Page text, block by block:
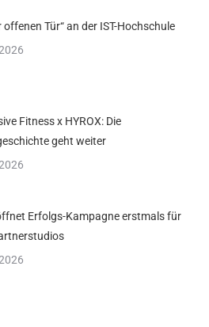
offenen Tür“ an der IST-Hochschule
Fitness x HYROX: Die
geht weiter
Erfolgs-Kampagne erstmals für